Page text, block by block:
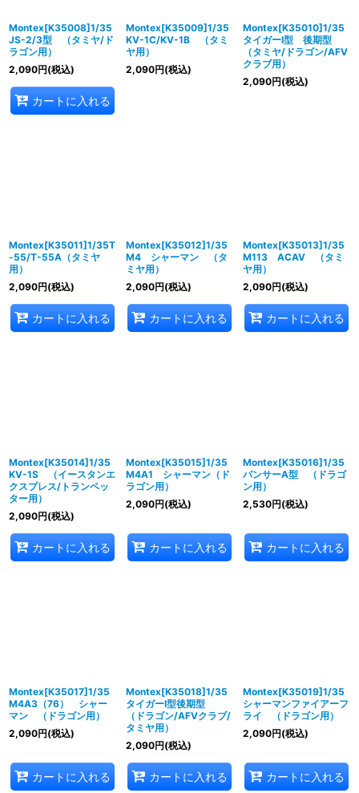
Montex[K35008]1/35
JS-2/3型 （タミヤ/ド
ラゴン用）
2,090円(税込)
カートに入れる
Montex[K35009]1/35
KV-1C/KV-1B （タミ
ヤ用）
2,090円(税込)
Montex[K35010]1/35
タイガーI型 後期型
（タミヤ/ドラゴン/AFV
クラブ用）
2,090円(税込)
Montex[K35011]1/35T
-55/T-55A（タミヤ
用）
2,090円(税込)
カートに入れる
Montex[K35012]1/35
M4 シャーマン （タ
ミヤ用）
2,090円(税込)
カートに入れる
Montex[K35013]1/35
M113 ACAV （タミ
ヤ用）
2,090円(税込)
カートに入れる
Montex[K35014]1/35
KV-1S （イースタンエ
クスプレス/トランペッ
ター用）
2,090円(税込)
カートに入れる
Montex[K35015]1/35
M4A1 シャーマン（ド
ラゴン用）
2,090円(税込)
カートに入れる
Montex[K35016]1/35
パンサーA型 （ドラゴ
ン用）
2,530円(税込)
カートに入れる
Montex[K35017]1/35
M4A3（76） シャー
マン （ドラゴン用）
2,090円(税込)
カートに入れる
Montex[K35018]1/35
タイガーI型後期型
（ドラゴン/AFVクラブ/
タミヤ用）
2,090円(税込)
カートに入れる
Montex[K35019]1/35
シャーマンファイアーフ
ライ （ドラゴン用）
2,090円(税込)
カートに入れる